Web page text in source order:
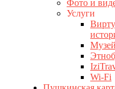
Фото и
Услуги
Wi-Fi